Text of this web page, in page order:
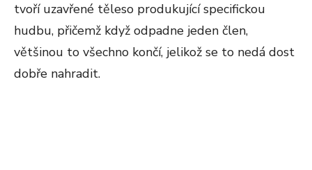
tvoří uzavřené těleso produkující specifickou
hudbu, přičemž když odpadne jeden člen,
většinou to všechno končí, jelikož se to nedá dost
dobře nahradit.